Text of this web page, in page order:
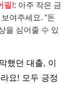
필!: 아주 작은 금
여주세요. “돈
을 심어줄 수 있
했던 대출, 이
요! 모두 긍정